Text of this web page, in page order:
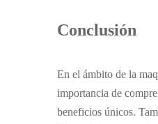
Conclusión
En el ámbito de la
importancia de
beneficios únicos.